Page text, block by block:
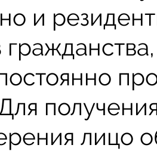
и
лицо